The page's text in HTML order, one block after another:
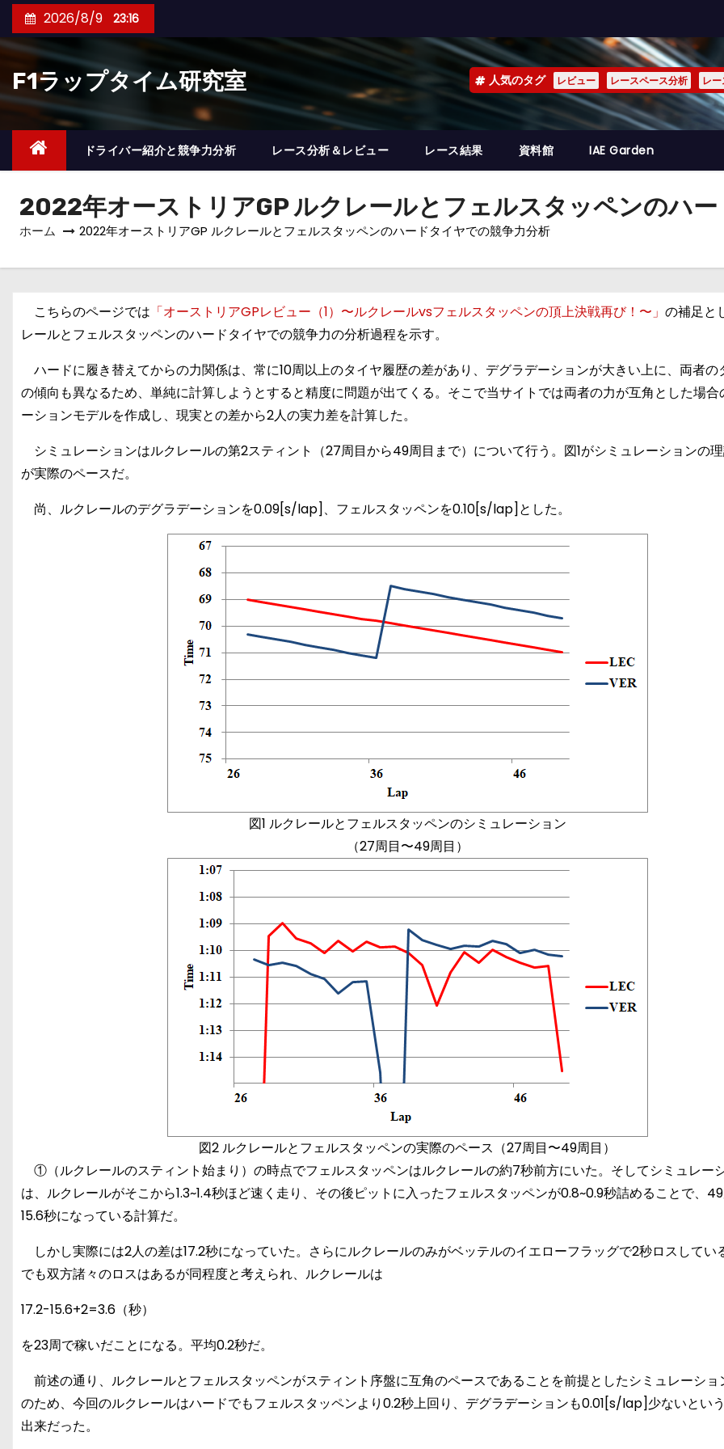
ン
ツ
キ
2026/8/9 23:16
F1ラップタイム研究室 人気のタグ レビュー レースペース分析 レ
ドライバー紹介と競争力分析 レース分析＆レビュー レース結果 資料館 IAE Garden
2022年オーストリアGP ルクレールとフェルスタッペンのハ
ホーム 2022年オーストリアGP ルクレールとフェルスタッペンのハードタイヤでの競争力分析
こちらのページでは 「オーストリアGPレビュー（1）〜ルクレールvsフェルスタッペンの頂上決戦再び！〜」 の補足と
レールとフェルスタッペンのハードタイヤでの競争力の分析過程を示す。
ハードに履き替えてからの力関係は、常に10周以上のタイヤ履歴の差があり、デグラデーションが大きい上に、両者の
の傾向も異なるため、単純に計算しようとすると精度に問題が出てくる。そこで当サイトでは両者の力が互角とした場合
ーションモデルを作成し、現実との差から2人の実力差を計算した。
シミュレーションはルクレールの第2スティント（27周目から49周目まで）について行う。図1がシミュレーションの
が実際のペースだ。
尚、ルクレールのデグラデーションを0.09[s/lap]、フェルスタッペンを0.10[s/lap]とした。
図1 ルクレールとフェルスタッペンのシミュレーション
（27周目〜49周目）
図2 ルクレールとフェルスタッペンの実際のペース（27周目〜49周目）
①（ルクレールのスティント始まり）の時点でフェルスタッペンはルクレールの約7秒前方にいた。そしてシミュレー
は、ルクレールがそこから1.3~1.4秒ほど速く走り、その後ピットに入ったフェルスタッペンが0.8~0.9秒詰めることで、
15.6秒になっている計算だ。
しかし実際には2人の差は17.2秒になっていた。さらにルクレールのみがベッテルのイエローフラッグで2秒ロスしてい
でも双方諸々のロスはあるが同程度と考えられ、ルクレールは
17.2-15.6+2=3.6（秒）
を23周で稼いだことになる。平均0.2秒だ。
前述の通り、ルクレールとフェルスタッペンがスティント序盤に互角のペースであることを前提としたシミュレーショ
のため、今回のルクレールはハードでもフェルスタッペンより0.2秒上回り、デグラデーションも0.01[s/lap]少ないとい
出来だった。